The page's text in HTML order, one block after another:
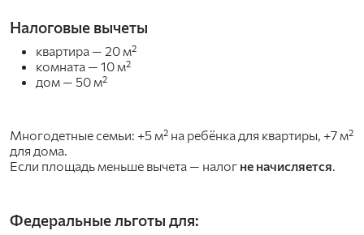
Налоговые вычеты
квартира — 20 м²
комната — 10 м²
дом — 50 м²
Многодетные семьи: +5 м² на ребёнка для квартиры, +7 м²
для дома.
Если площадь меньше вычета — налог не начисляется.
Федеральные льготы для: